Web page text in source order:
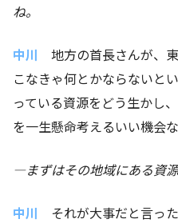
ね。
中川 地方の首長さんが、
こなきゃ何とかならないと
っている資源をどう生かし
を一生懸命考えるいい機会な
―まずはその地域にある資
中川 それが大事だと言っ